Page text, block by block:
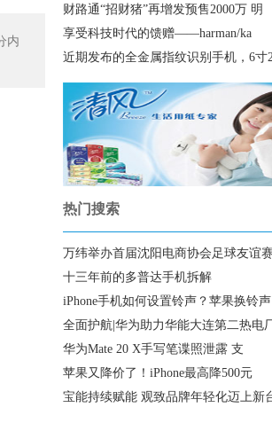
内
财路通“招财猪”再增发预售2000万 明
享受科技时代的馈赠——harman/ka
近期发布的全金属指纹识别手机，6寸
热门搜索
万纬举办首届沈阳电商协会足球友谊
十三年前的多普达手机拆解
iPhone手机如何设置铃声？苹果换铃声
全面护航|华为助力华能大连第二热电
华为Mate 20 X手写笔谍照泄露 支
苹果又降价了！iPhone最高降500元
宝能持续赋能 观致品牌年轻化迈上新